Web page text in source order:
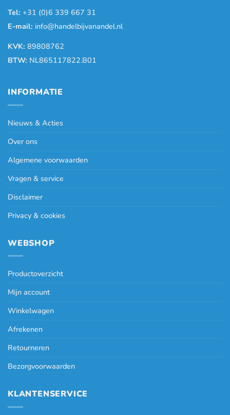
Tel: +31 (0)6 339 667 31
E-mail: info@handelbijvanandel.nl
KVK: 89808762
BTW: NL865117822.B01
INFORMATIE
Nieuws & Acties
Over ons
Algemene voorwaarden
Vragen & service
Disclaimer
Privacy & cookies
WEBSHOP
Productoverzicht
Mijn account
Winkelwagen
Afrekenen
Retourneren
Bezorgvoorwaarden
KLANTENSERVICE